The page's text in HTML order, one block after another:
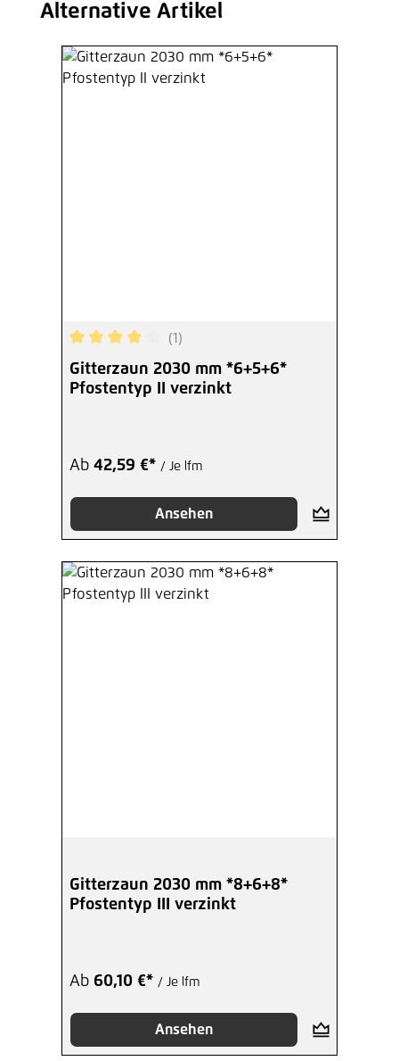
Produktgalerie überspringen
Alternative Artikel
Durchschnittliche Bewertung von 4 von 5
(1)
Gitterzaun 2030 mm *6+5+6*
Pfostentyp II verzinkt
Ab 42,59 €* / Je lfm
Ansehen
Gitterzaun 2030 mm *8+6+8*
Pfostentyp III verzinkt
Ab 60,10 €* / Je lfm
Ansehen